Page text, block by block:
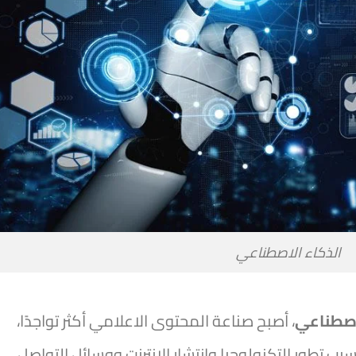
الذكاء الاصطناعي
، أصبح صناعة المحتوى الاعلامي أكثر تواجدًا،